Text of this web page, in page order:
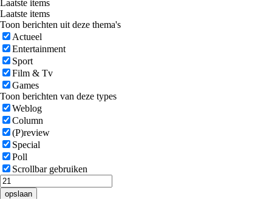
Laatste items
Laatste items
Toon berichten uit deze thema's
Actueel
Entertainment
Sport
Film & Tv
Games
Toon berichten van deze types
Weblog
Column
(P)review
Special
Poll
Scrollbar gebruiken
opslaan